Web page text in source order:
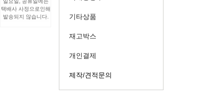
택배사 사정으로인해
발송되지 않습니다.
기타상품
재고박스
개인결제
제작/견적문의